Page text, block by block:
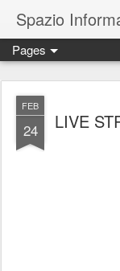
Spazio
Escursioni,
Pages
FEB
24 LIVE